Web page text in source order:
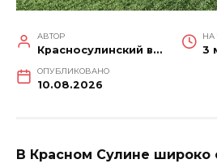
АВТОР
Красносулинский вестник
НА
3
ОПУБЛИКОВАНО
10.08.2026
В Красном Сулине широко